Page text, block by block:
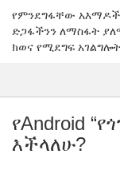
የምንደግፋቸው አእማዶች
ድጋፋችንን ለማስፋት
ክወና የሚደግፍ
የAndroid
እችላለሁ?